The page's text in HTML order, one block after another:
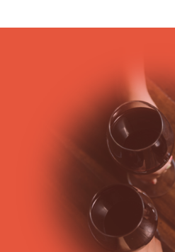
, qu’elle
Trois AOC ont été baptisées de
AOC Saint Emilion grand cru, et
Classé), du fait que les vins de
Rouge tranquille et corsé, aux
dominante de merlot, le St
principalement de Cabernet
utilisés en complément du
Côt ou Malbec sont également
charges des appellations AOC